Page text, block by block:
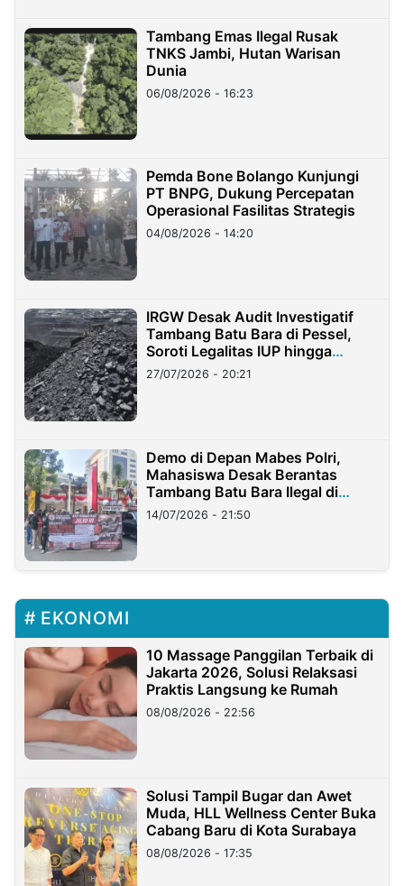
Tambang Emas Ilegal Rusak
TNKS Jambi, Hutan Warisan
Dunia
06/08/2026 - 16:23
Pemda Bone Bolango Kunjungi
PT BNPG, Dukung Percepatan
Operasional Fasilitas Strategis
04/08/2026 - 14:20
IRGW Desak Audit Investigatif
Tambang Batu Bara di Pessel,
Soroti Legalitas IUP hingga
Stockpile
27/07/2026 - 20:21
Demo di Depan Mabes Polri,
Mahasiswa Desak Berantas
Tambang Batu Bara Ilegal di
Lampung
14/07/2026 - 21:50
EKONOMI
10 Massage Panggilan Terbaik di
Jakarta 2026, Solusi Relaksasi
Praktis Langsung ke Rumah
08/08/2026 - 22:56
Solusi Tampil Bugar dan Awet
Muda, HLL Wellness Center Buka
Cabang Baru di Kota Surabaya
08/08/2026 - 17:35